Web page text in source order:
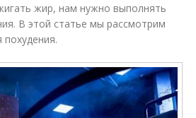
жир, нам нужно выполнять
В этой статье мы рассмотрим